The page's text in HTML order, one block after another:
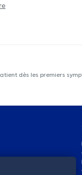
dès les premiers